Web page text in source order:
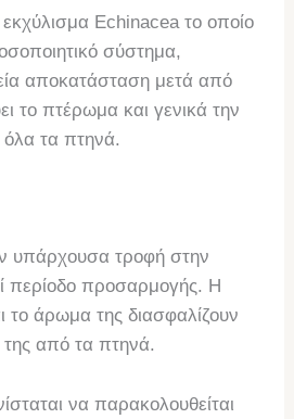
Echinacea το οποίο
σύστημα,
αποκατάσταση μετά από
το πτέρωμα και γενικά την
τα πτηνά.
υπάρχουσα τροφή στην
περίοδο προσαρμογής. Η
το άρωμα της διασφαλίζουν
από τα πτηνά.
να παρακολουθείται